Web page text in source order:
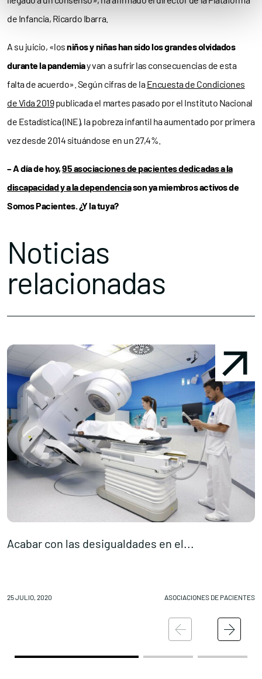
de Infancia, Ricardo Ibarra.
A su juicio, «losniños y niñas han sido los grandes olvidados
durante la pandemiay van a sufrir las consecuencias de esta
falta de acuerdo». Según cifras de laEncuesta de Condiciones
de Vida 2019publicada el martes pasado por el Instituto Nacional
de Estadística (INE), la pobreza infantil ha aumentado por primera
vez desde 2014 situándose en un 27,4%.
– A día de hoy,95 asociaciones de pacientes dedicadas a la
discapacidad y a la dependenciason ya miembros activos de
Somos Pacientes. ¿Y la tuya?
Noticias
relacionadas
Acabar con las desigualdades en el...
25 JULIO, 2020 ASOCIACIONES DE PACIENTES